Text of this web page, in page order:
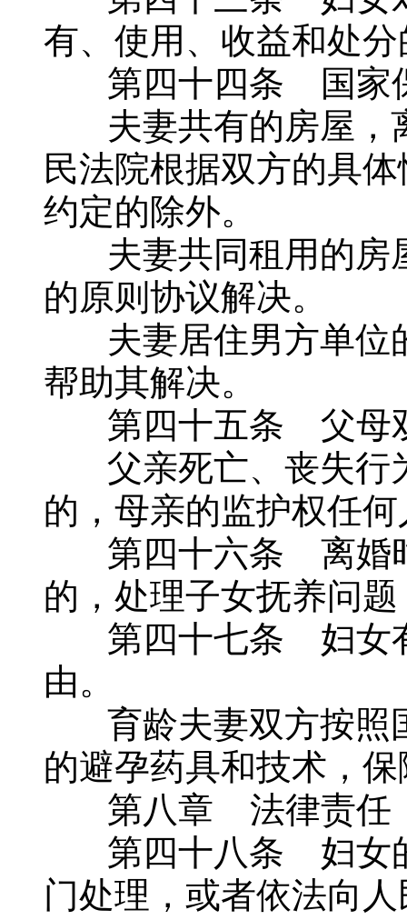
有、使用、收益和处
第四十四条 国家保
夫妻共有的房屋，
民法院根据双方的具
约定的除外。
夫妻共同租用的房
的原则协议解决。
夫妻居住男方单位
帮助其解决。
第四十五条 父母双
父亲死亡、丧失行
的，母亲的监护权任
第四十六条 离婚时
的，处理子女抚养问
第四十七条 妇女有
由。
育龄夫妻双方按照
的避孕药具和技术，
第八章 法律责任
第四十八条 妇女的
门处理，或者依法向